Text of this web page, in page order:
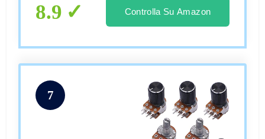
8.9 Controlla Su Amazon
7